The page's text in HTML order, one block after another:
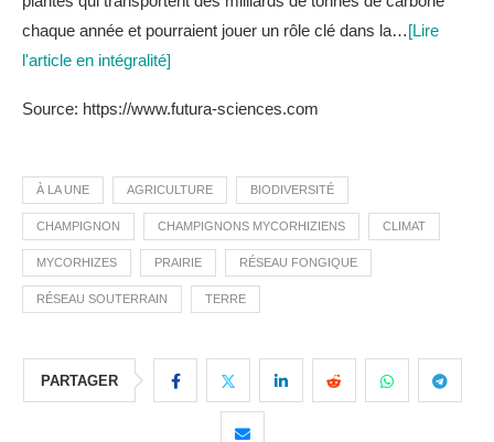
chaque année et pourraient jouer un rôle clé dans la…[Lire
l'article en intégralité]
Source: https://www.futura-sciences.com
À LA UNE AGRICULTURE BIODIVERSITÉ
CHAMPIGNON CHAMPIGNONS MYCORHIZIENS CLIMAT
MYCORHIZES PRAIRIE RÉSEAU FONGIQUE
RÉSEAU SOUTERRAIN TERRE
PARTAGER